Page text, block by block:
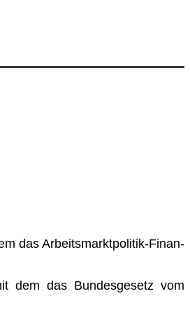
das Arbeitsmarktpolitik-Finan­
dem das Bundesgesetz vom